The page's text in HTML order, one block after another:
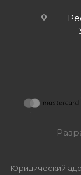
Юридический